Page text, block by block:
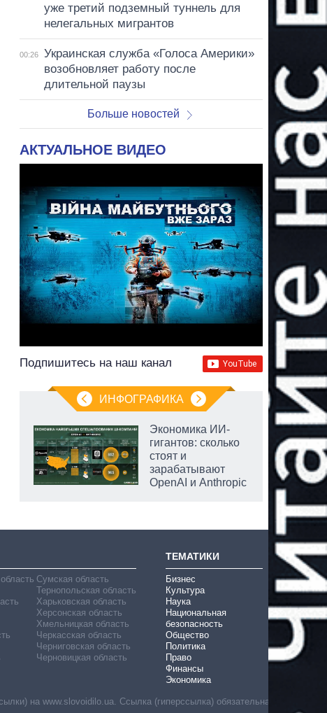
уже третий подземный туннель для
нелегальных мигрантов
00:26
Украинская служба «Голоса Америки»
возобновляет работу после
длительной паузы
Больше новостей
АКТУАЛЬНОЕ ВИДЕО
Подпишитесь на наш канал
ИНФОГРАФИКА
Экономика ИИ-
гигантов: сколько
стоят и
зарабатывают
OpenAI и Anthropic
Сумская область
Тернопольская область
Харьковская область
Херсонская область
Хмельницкая область
Черкасская область
Черниговская область
Черновицкая область
ТЕМАТИКИ
Бизнес
Культура
Наука
Национальная
безопасность
Общество
Политика
Право
Финансы
Экономика
на www.slovoidilo.ua. Ссылка (гиперссылка) обязательна